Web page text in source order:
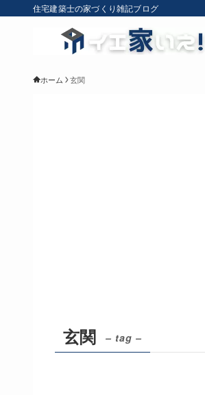
住宅建築士の家づくり雑記ブログ
ホーム 玄関
玄関 – tag –